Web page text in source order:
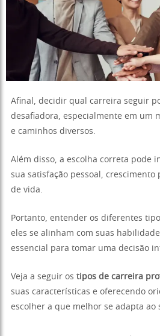
Afinal, decidir qual carreira seguir
desafiadora, especialmente em um
e caminhos diversos.
Além disso, a escolha correta pode
sua satisfação pessoal,
de vida.
Portanto, entender os diferentes
eles se alinham com suas
essencial para tomar uma decisão
Veja a seguir os tipos de carreira
suas características e oferecendo
escolher a que melhor se adapta ao